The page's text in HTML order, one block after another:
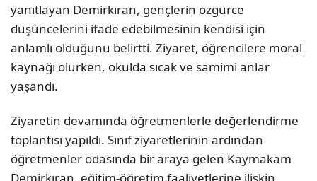
yanıtlayan Demirkıran, gençlerin özgürce
düşüncelerini ifade edebilmesinin kendisi için
anlamlı olduğunu belirtti. Ziyaret, öğrencilere moral
kaynağı olurken, okulda sıcak ve samimi anlar
yaşandı.
Ziyaretin devamında öğretmenlerle değerlendirme
toplantısı yapıldı. Sınıf ziyaretlerinin ardından
öğretmenler odasında bir araya gelen Kaymakam